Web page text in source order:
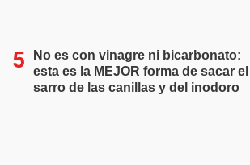
No es con vinagre ni bicarbonato:
esta es la MEJOR forma de sacar el
sarro de las canillas y del inodoro